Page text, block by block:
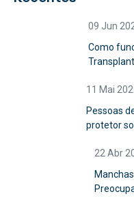
09 Jun
Como
11 Mai
Pessoas
protetor
22 Abr